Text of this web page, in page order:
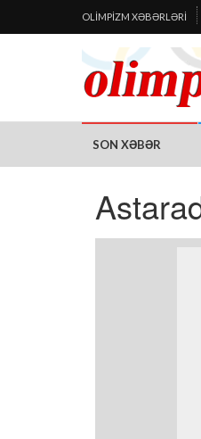
OLIMPIZM XƏBƏRLƏRI
SON XƏBƏR